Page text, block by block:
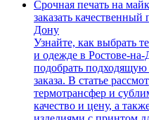
Срочная печать на
заказать
Дону
Узнайте, как выбрать
и одежде в Ростове-на-
подобрать подходящую
заказа. В статье
термотрансфер и
качество и цену, а